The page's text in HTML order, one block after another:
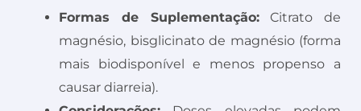
Formas de Suplementação:Citrato de
magnésio, bisglicinato de magnésio (forma
mais biodisponível e menos propenso a
causar diarreia).